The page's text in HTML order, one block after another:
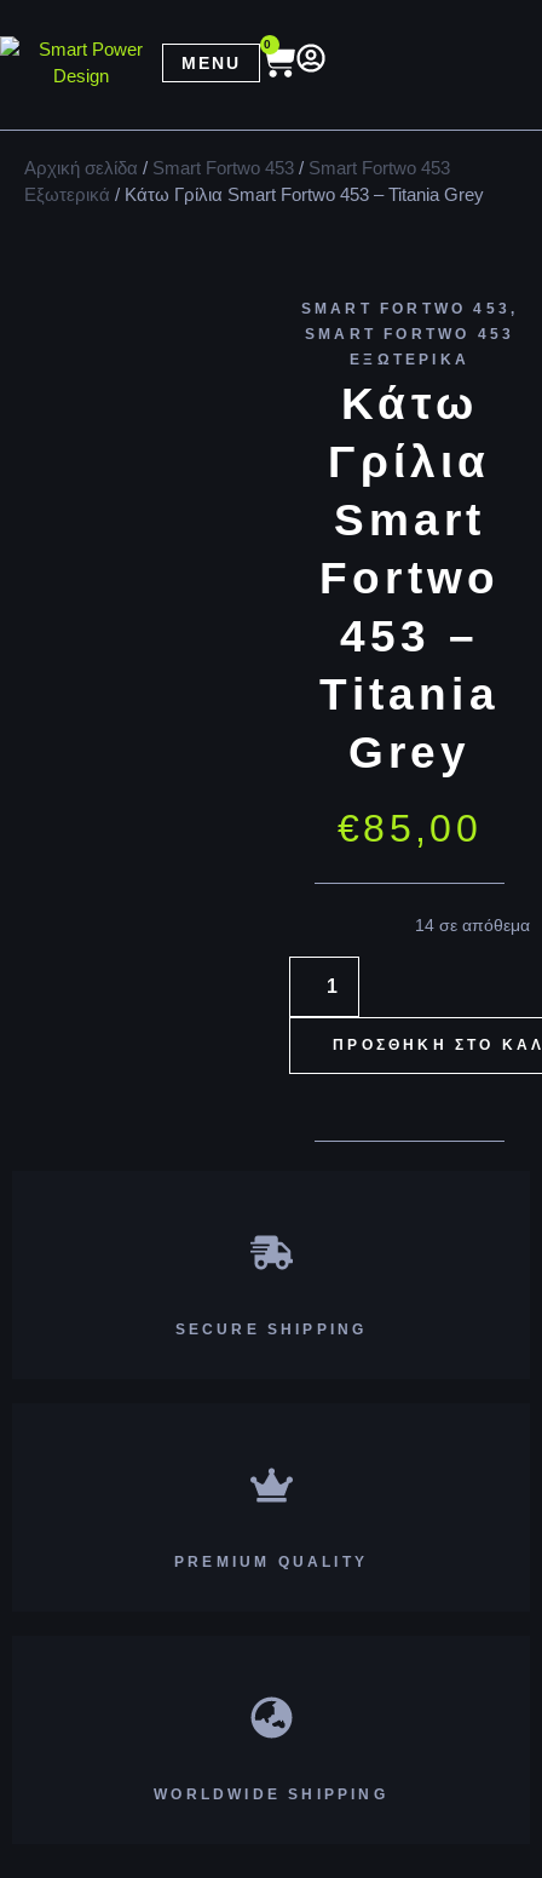
MENU
0
Αρχική σελίδα / Smart Fortwo 453 / Smart Fortwo 453
Εξωτερικά / Κάτω Γρίλια Smart Fortwo 453 – Titania Grey
SMART FORTWO 453,
SMART FORTWO 453
ΕΞΩΤΕΡΙΚΆ
Κάτω
Γρίλια
Smart
Fortwo
453 –
Titania
Grey
€85,00
14 σε απόθεμα
ΠΡΟΣΘΉΚΗ ΣΤΟ
SECURE SHIPPING
PREMIUM QUALITY
WORLDWIDE SHIPPING